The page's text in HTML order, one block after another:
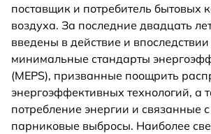
поставщик и потребитель бытовых
воздуха. За последние двадцать
введены в действие и
минимальные стандарты
(MEPS), призванные поощрить
энергоэффективных технологий, а
потребление энергии и связанные
парниковые выбросы. Наиболее